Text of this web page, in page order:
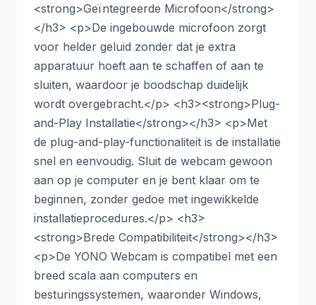
<strong>Geïntegreerde Microfoon</strong>
</h3> <p>De ingebouwde microfoon zorgt
voor helder geluid zonder dat je extra
apparatuur hoeft aan te schaffen of aan te
sluiten, waardoor je boodschap duidelijk
wordt overgebracht.</p> <h3><strong>Plug-
and-Play Installatie</strong></h3> <p>Met
de plug-and-play-functionaliteit is de installatie
snel en eenvoudig. Sluit de webcam gewoon
aan op je computer en je bent klaar om te
beginnen, zonder gedoe met ingewikkelde
installatieprocedures.</p> <h3>
<strong>Brede Compatibiliteit</strong></h3>
<p>De YONO Webcam is compatibel met een
breed scala aan computers en
besturingssystemen, waaronder Windows,